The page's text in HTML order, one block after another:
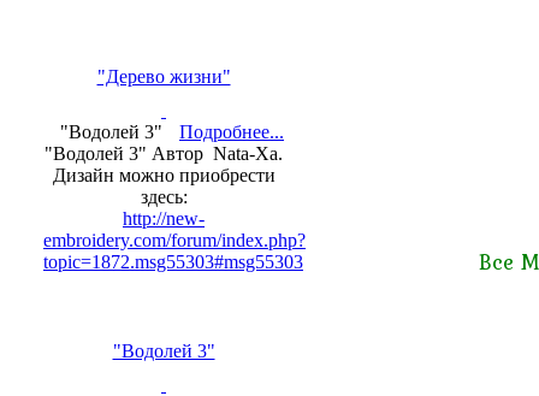
"Дерево жизни"
Подробнее...
"Водолей 3"
"Водолей 3" Автор Nata-Xa.
Дизайн можно приобрести
здесь:
http://new-
embroidery.com/forum/index.php?
topic=1872.msg55303#msg55303
"Водолей 3"
Все